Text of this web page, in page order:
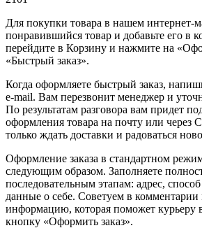
Для покупки товара в нашем интернет-
понравившийся товар и добавьте его в
перейдите в Корзину и нажмите на
«Быстрый заказ».
Когда оформляете быстрый заказ,
e-mail. Вам перезвонит менеджер и
По результатам разговора вам придет
оформления товара на почту или через
только ждать доставки и радоваться
Оформление заказа в стандартном
следующим образом. Заполняете
последовательным этапам: адрес,
данные о себе. Советуем в комментарии
информацию, которая поможет курьеру
кнопку «Оформить заказ».